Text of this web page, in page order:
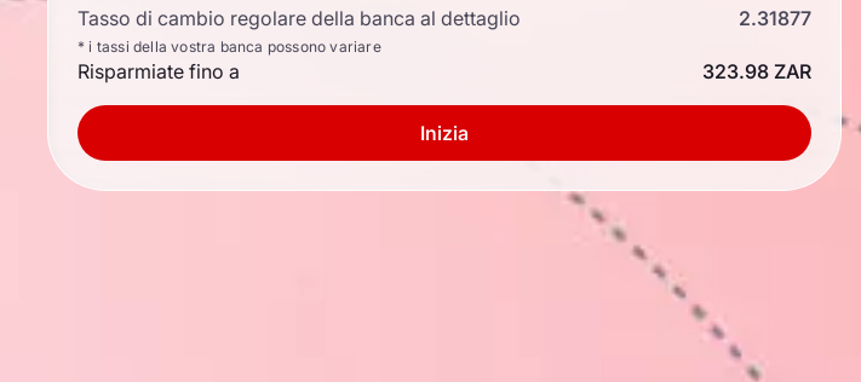
Tasso di cambio regolare della banca al dettaglio
2.31877
* i tassi della vostra banca possono variare
Risparmiate fino a 323.98 ZAR
Inizia